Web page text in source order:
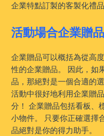
企業特點訂製的客製化禮品
活動場合企業贈品
企業贈品可以概括為從高
性的企業贈品。 因此，如
品，那絕對是一個合適的
活動中很好地利用企業贈
分！ 企業贈品包括看板、
小物件。 只要你正確選擇
品絕對是你的得力助手。